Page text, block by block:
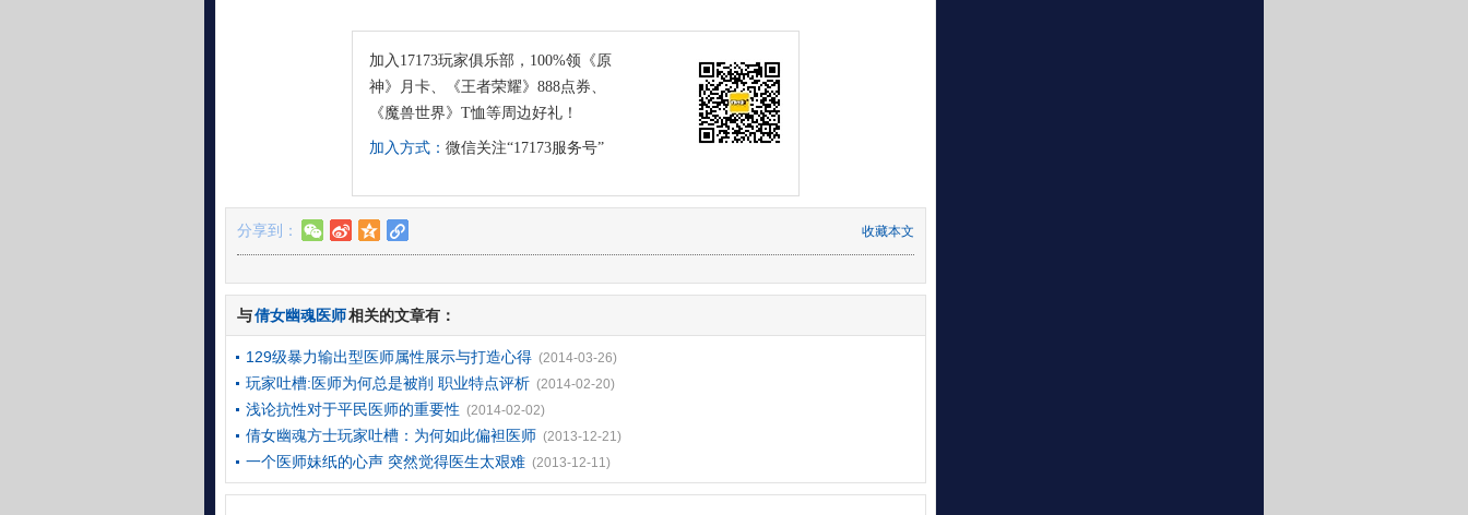
加入17173玩家俱乐部，100%领《原
神》月卡、《王者荣耀》888点券、
《魔兽世界》T恤等周边好礼！
加入方式： 微信关注“17173服务号”
分享到： w t z l 收藏本文
与倩女幽魂医师相关的文章有：
129级暴力输出型医师属性展示与打造心得 (2014-03-26)
玩家吐槽:医师为何总是被削 职业特点评析 (2014-02-20)
浅论抗性对于平民医师的重要性 (2014-02-02)
倩女幽魂方士玩家吐槽：为何如此偏袒医师 (2013-12-21)
一个医师妹纸的心声 突然觉得医生太艰难 (2013-12-11)